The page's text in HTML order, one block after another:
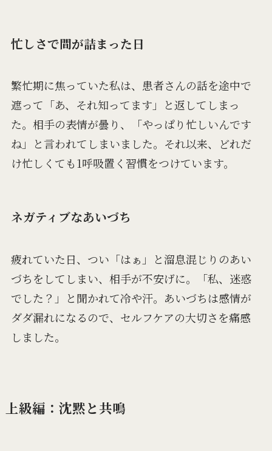
忙しさで間が詰まった日
繁忙期に焦っていた私は、患者さんの話を途中で
遮って「あ、それ知ってます」と返してしまっ
た。相手の表情が曇り、「やっぱり忙しいんです
ね」と言われてしまいました。それ以来、どれだ
け忙しくても1呼吸置く習慣をつけています。
ネガティブなあいづち
疲れていた日、つい「はぁ」と溜息混じりのあい
づちをしてしまい、相手が不安げに。「私、迷惑
でした？」と聞かれて冷や汗。あいづちは感情が
ダダ漏れになるので、セルフケアの大切さを痛感
しました。
上級編：沈黙と共鳴